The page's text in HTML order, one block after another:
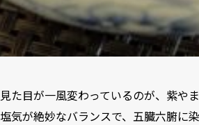
見た目が一風変わっているのが、紫や
塩気が絶妙なバランスで、五臓六腑に